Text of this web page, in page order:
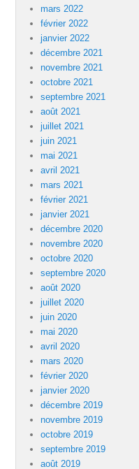
mars 2022
février 2022
janvier 2022
décembre 2021
novembre 2021
octobre 2021
septembre 2021
août 2021
juillet 2021
juin 2021
mai 2021
avril 2021
mars 2021
février 2021
janvier 2021
décembre 2020
novembre 2020
octobre 2020
septembre 2020
août 2020
juillet 2020
juin 2020
mai 2020
avril 2020
mars 2020
février 2020
janvier 2020
décembre 2019
novembre 2019
octobre 2019
septembre 2019
août 2019